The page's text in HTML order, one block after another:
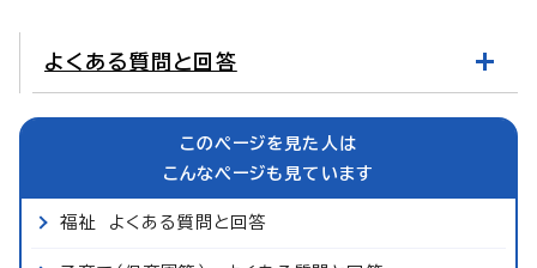
よくある質問と回答
このページを見た人は
こんなページも見ています
福祉 よくある質問と回答